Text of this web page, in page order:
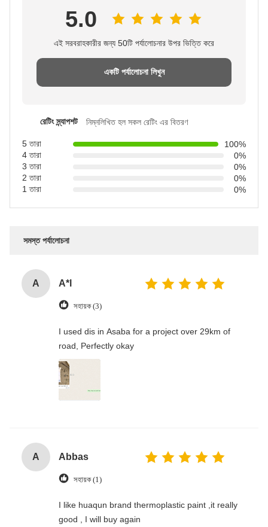
5.0
এই সরবরাহকারীর জন্য 50টি পর্যালোচনার উপর ভিত্তি করে
একটি পর্যালোচনা লিখুন
রেটিং স্ন্যাপশট নিম্নলিখিত হল সকল রেটিং এর বিতরণ
5 তারা
100%
4 তারা
0%
3 তারা
0%
2 তারা
0%
1 তারা
0%
সমস্ত পর্যালোচনা
A A*l
সহায়ক (3)
I used dis in Asaba for a project over 29km of
road, Perfectly okay
A Abbas
সহায়ক (1)
I like huaqun brand thermoplastic paint ,it really
good , I will buy again